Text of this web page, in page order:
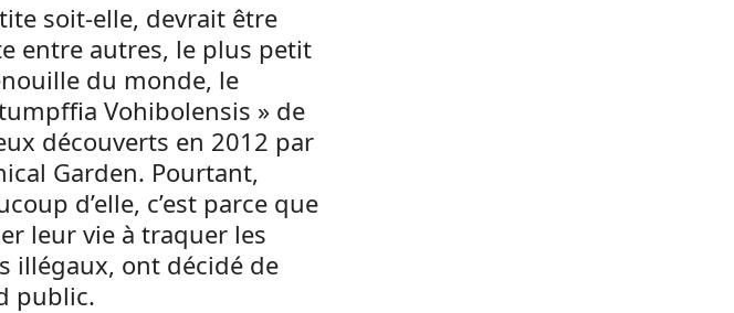
soit-elle, devrait être
entre autres, le plus petit
du monde, le
Vohibolensis » de
découverts en 2012 par
Garden. Pourtant,
d’elle, c’est parce que
leur vie à traquer les
illégaux, ont décidé de
public.